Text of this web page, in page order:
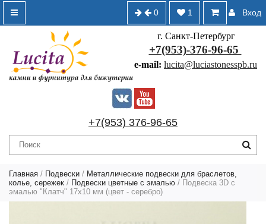
Вход
1
0
г. Санкт-Петербург
+7(953)-376-96-65
e-mail: lucita@luciastonesspb.ru
+7(953) 376-96-65
Главная / Подвески / Металлические подвески для браслетов,
колье, сережек / Подвески цветные с эмалью / Подвеска 3D с
эмалью "Клатч" 17х10 мм (цвет - серебро)